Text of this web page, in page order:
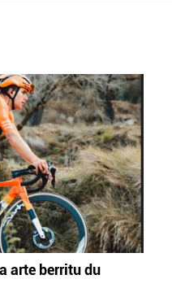
arte berritu du